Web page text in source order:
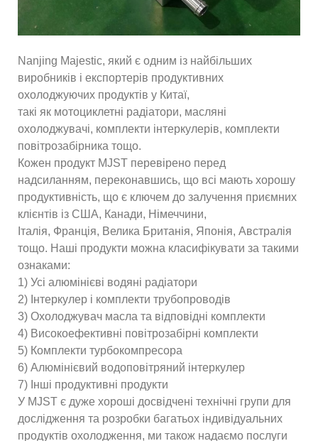
Nanjing Majestic, який є одним із найбільших
виробників і експортерів продуктивних
охолоджуючих продуктів у Китаї,
такі як мотоциклетні радіатори, масляні
охолоджувачі, комплекти інтеркулерів, комплекти
повітрозабірника тощо.
Кожен продукт MJST перевірено перед
надсиланням, переконавшись, що всі мають хорошу
продуктивність, що є ключем до залучення приємних
клієнтів із США, Канади, Німеччини,
Італія, Франція, Велика Британія, Японія, Австралія
тощо. Наші продукти можна класифікувати за такими
ознаками:
1) Усі алюмінієві водяні радіатори
2) Інтеркулер і комплекти трубопроводів
3) Охолоджувач масла та відповідні комплекти
4) Високоефективні повітрозабірні комплекти
5) Комплекти турбокомпресора
6) Алюмінієвий водоповітряний інтеркулер
7) Інші продуктивні продукти
У MJST є дуже хороші досвідчені технічні групи для
дослідження та розробки багатьох індивідуальних
продуктів охолодження, ми також надаємо послуги